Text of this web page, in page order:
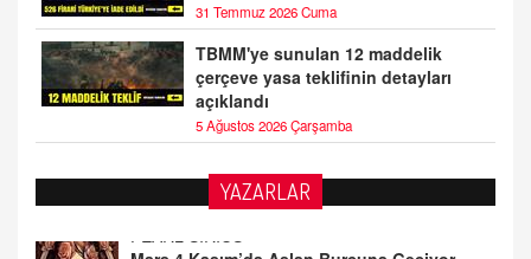
31 Temmuz 2026 Cuma
TBMM'ye sunulan 12 maddelik
çerçeve yasa teklifinin detayları
açıklandı
5 Ağustos 2026 Çarşamba
YAZARLAR
BAYAN AURORA